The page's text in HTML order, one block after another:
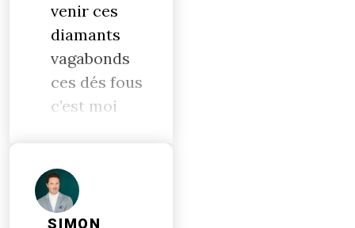
venir ces
diamants
vagabonds
ces dés fous
c’est moi
SIMON